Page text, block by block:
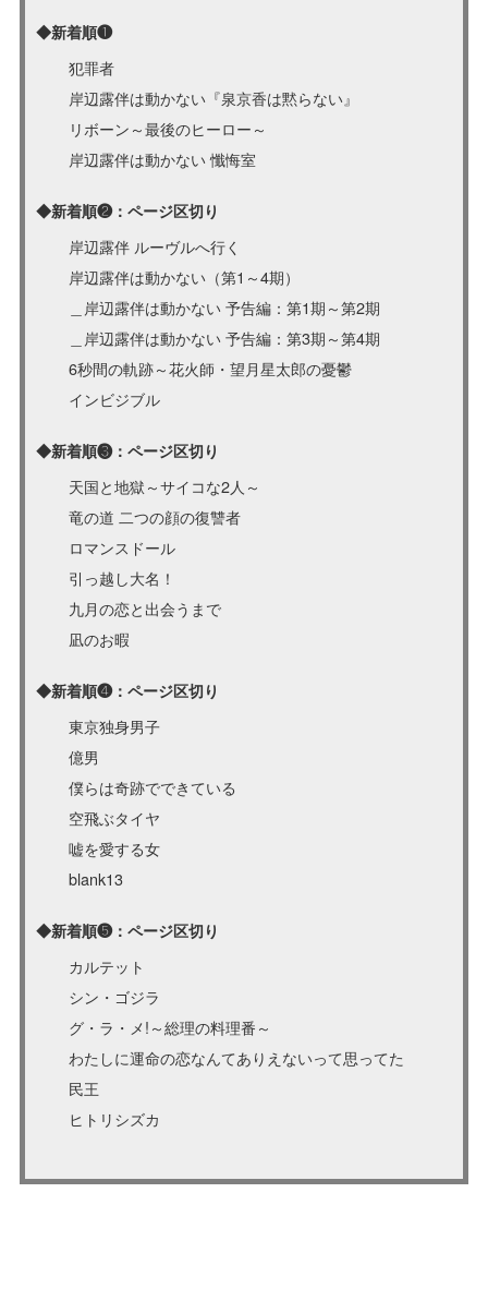
◆新着順❶
犯罪者
岸辺露伴は動かない『泉京香は黙らない』
リボーン～最後のヒーロー～
岸辺露伴は動かない 懺悔室
◆新着順❷：ページ区切り
岸辺露伴 ルーヴルへ行く
岸辺露伴は動かない（第1～4期）
＿岸辺露伴は動かない 予告編：第1期～第2期
＿岸辺露伴は動かない 予告編：第3期～第4期
6秒間の軌跡～花火師・望月星太郎の憂鬱
インビジブル
◆新着順❸：ページ区切り
天国と地獄～サイコな2人～
竜の道 二つの顔の復讐者
ロマンスドール
引っ越し大名！
九月の恋と出会うまで
凪のお暇
◆新着順❹：ページ区切り
東京独身男子
億男
僕らは奇跡でできている
空飛ぶタイヤ
嘘を愛する女
blank13
◆新着順❺：ページ区切り
カルテット
シン・ゴジラ
グ・ラ・メ!～総理の料理番～
わたしに運命の恋なんてありえないって思ってた
民王
ヒトリシズカ